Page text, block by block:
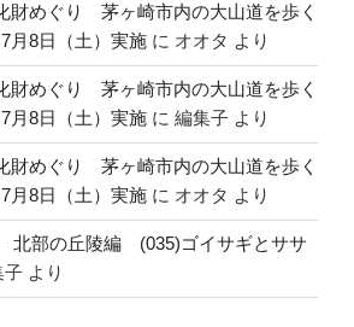
財めぐり 茅ヶ崎市内の大山道を歩く
8日（土）実施 に オオタ より
財めぐり 茅ヶ崎市内の大山道を歩く
8日（土）実施 に 編集子 より
財めぐり 茅ヶ崎市内の大山道を歩く
8日（土）実施 に オオタ より
北部の丘陵編 (035)ゴイサギとササ
子 より